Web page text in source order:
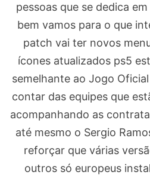
pessoas que se dedica
bem vamos para o que
patch vai ter novos
ícones atualizados ps5
semelhante ao Jogo
contar das equipes que
acompanhando as
até mesmo o Sergio
reforçar que várias
outros só europeus